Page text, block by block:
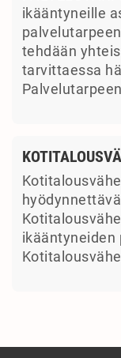
ikääntyneille
tehdään
tarvittaessa
ikääntyneiden